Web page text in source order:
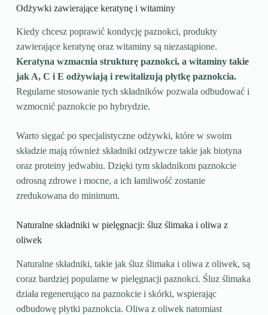
Odżywki zawierające keratynę i witaminy
Kiedy chcesz poprawić kondycję paznokci, produkty
zawierające keratynę oraz witaminy są niezastąpione.
Keratyna wzmacnia strukturę paznokci, a witaminy takie
jak A, C i E odżywiają i rewitalizują płytkę paznokcia.
Regularne stosowanie tych składników pozwala odbudować i
wzmocnić paznokcie po hybrydzie.
Warto sięgać po specjalistyczne odżywki, które w swoim
składzie mają również składniki odżywcze takie jak biotyna
oraz proteiny jedwabiu. Dzięki tym składnikom paznokcie
odrosną zdrowe i mocne, a ich łamliwość zostanie
zredukowana do minimum.
Naturalne składniki w pielęgnacji: śluz ślimaka i oliwa z
oliwek
Naturalne składniki, takie jak śluz ślimaka i oliwa z oliwek, są
coraz bardziej popularne w pielęgnacji paznokci. Śluz ślimaka
działa regenerująco na paznokcie i skórki, wspierając
odbudowę płytki paznokcia. Oliwa z oliwek natomiast